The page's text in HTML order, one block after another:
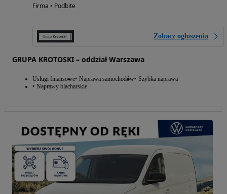
Firma • Podbite
Zobacz ogłoszenia
GRUPA KROTOSKI – oddział Warszawa
Usługi finansowe Naprawa samochodów Szybka naprawa
Naprawy blacharskie